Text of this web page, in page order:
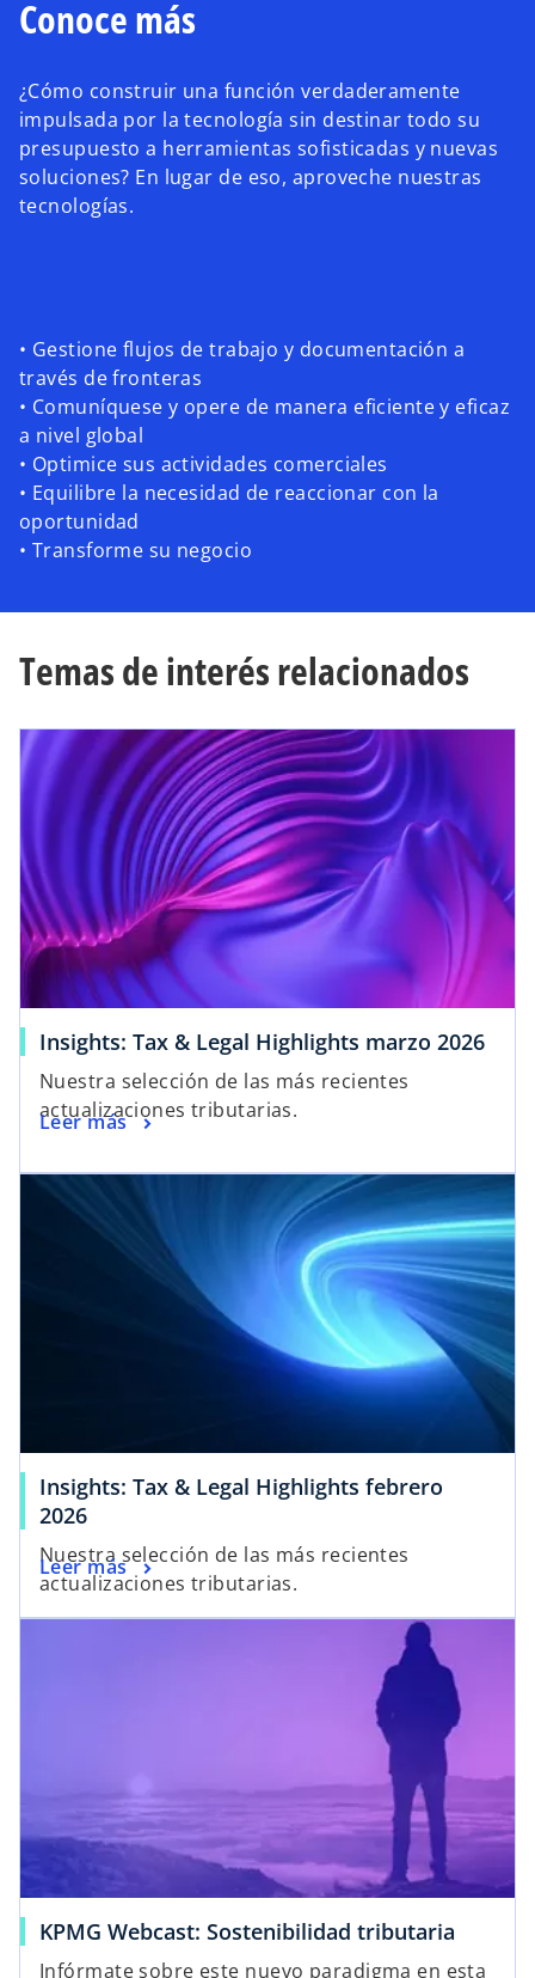
Conoce más
¿Cómo construir una función verdaderamente
impulsada por la tecnología sin destinar todo su
presupuesto a herramientas sofisticadas y nuevas
soluciones? En lugar de eso, aproveche nuestras
tecnologías.
• Gestione flujos de trabajo y documentación a
través de fronteras
• Comuníquese y opere de manera eficiente y eficaz
a nivel global
• Optimice sus actividades comerciales
• Equilibre la necesidad de reaccionar con la
oportunidad
• Transforme su negocio
Temas de interés relacionados
Insights: Tax & Legal Highlights marzo 2026
Nuestra selección de las más recientes
actualizaciones tributarias.
Leer más
Insights: Tax & Legal Highlights febrero
2026
Nuestra selección de las más recientes
actualizaciones tributarias.
Leer más
KPMG Webcast: Sostenibilidad tributaria
Infórmate sobre este nuevo paradigma en esta